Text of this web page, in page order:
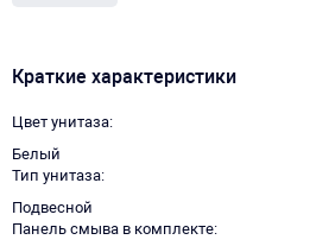
Краткие характеристики
Цвет унитаза
Белый
Тип унитаза
Подвесной
Панель смыва в комплекте